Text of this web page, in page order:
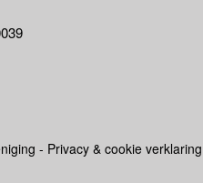
- Privacy & cookie